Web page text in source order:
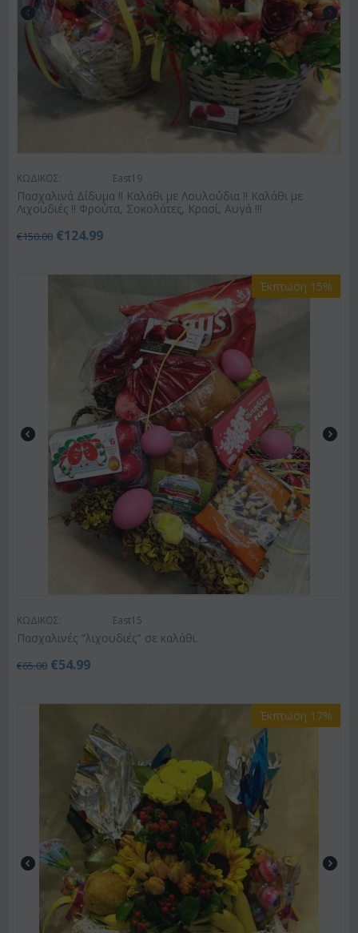
ΚΩΔΙΚΟΣ: East19
Πασχαλινά Δίδυμα !! Καλάθι με Λουλούδια !! Καλάθι με
Λιχουδιές !! Φρούτα, Σοκολάτες, Κρασί, Αυγά !!!
€150.00 €124.99
Έκπτωση 15%
ΚΩΔΙΚΟΣ: East15
Πασχαλινές "λιχουδιές" σε καλάθι.
€65.00 €54.99
Έκπτωση 17%